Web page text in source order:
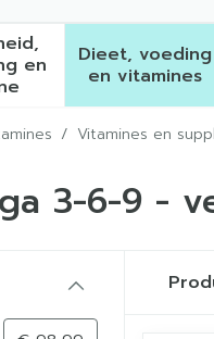
ensubmenu voor
Dieet, voeding
en vitamines
Toon
/ Vitamines en
3-6-9 -